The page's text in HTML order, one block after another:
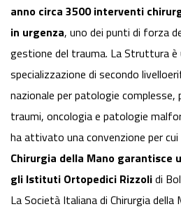
anno circa 3500 interventi
in urgenza, uno dei punti di forza
gestione del trauma. La Struttura
specializzazione di secondo
nazionale per patologie complesse,
traumi, oncologia e patologie
ha attivato una convenzione per cui
Chirurgia della Mano garantisce
gli Istituti Ortopedici Rizzolidi
La Società Italiana di Chirurgia